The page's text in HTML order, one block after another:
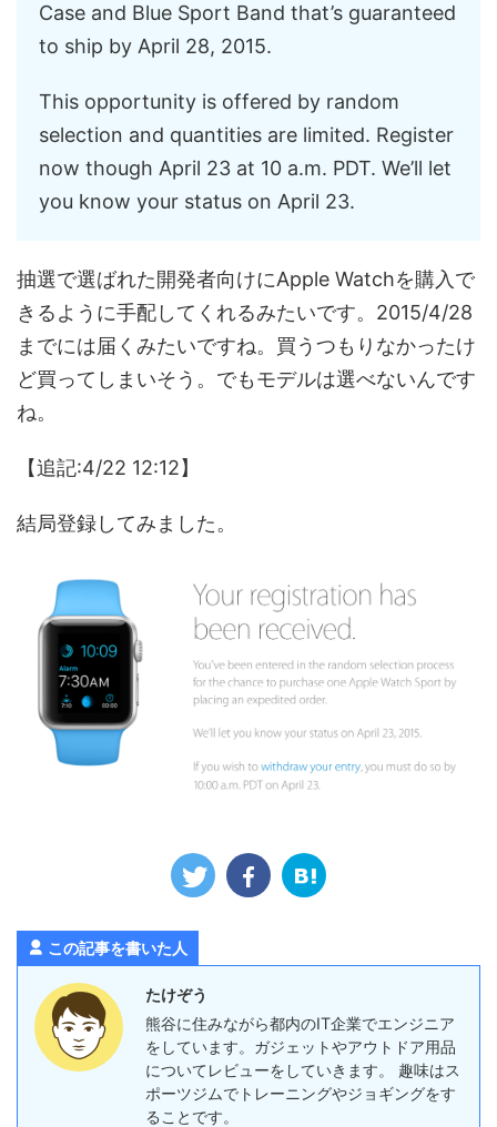
Case and Blue Sport Band that’s guaranteed
to ship by April 28, 2015.
This opportunity is offered by random
selection and quantities are limited. Register
now though April 23 at 10 a.m. PDT. We’ll let
you know your status on April 23.
抽選で選ばれた開発者向けにApple Watchを購入で
きるように手配してくれるみたいです。2015/4/28
までには届くみたいですね。買うつもりなかったけ
ど買ってしまいそう。でもモデルは選べないんです
ね。
【追記:4/22 12:12】
結局登録してみました。
この記事を書いた人
たけぞう
熊谷に住みながら都内のIT企業でエンジニア
をしています。ガジェットやアウトドア用品
についてレビューをしていきます。 趣味はス
ポーツジムでトレーニングやジョギングをす
ることです。